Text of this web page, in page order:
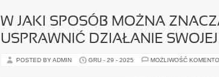
W JAKI SPOSÓB MOŻNA
USPRAWNIĆ DZIAŁANIE
POSTED BY ADMIN GRU - 29 - 2025 MOŻLIWOŚĆ